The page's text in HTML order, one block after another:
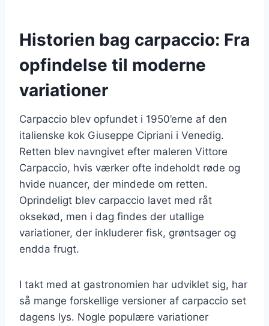
Historien bag carpaccio: Fra
opfindelse til moderne
variationer
Carpaccio blev opfundet i 1950’erne af den
italienske kok Giuseppe Cipriani i Venedig.
Retten blev navngivet efter maleren Vittore
Carpaccio, hvis værker ofte indeholdt røde og
hvide nuancer, der mindede om retten.
Oprindeligt blev carpaccio lavet med råt
oksekød, men i dag findes der utallige
variationer, der inkluderer fisk, grøntsager og
endda frugt.
I takt med at gastronomien har udviklet sig, har
så mange forskellige versioner af carpaccio set
dagens lys. Nogle populære variationer